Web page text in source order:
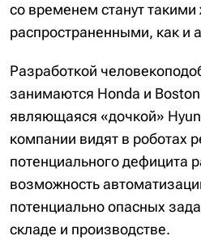
со временем станут такими
распространенными, как и
Разработкой
занимаются Honda и
являющаяся «дочкой»
компании видят в роботах
потенциального дефицита
возможность
потенциально опасных
складе и производстве.